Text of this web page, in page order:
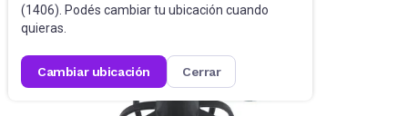
(1406). Podés cambiar tu ubicación cuando
quieras.
cambiar ubicación cerrar